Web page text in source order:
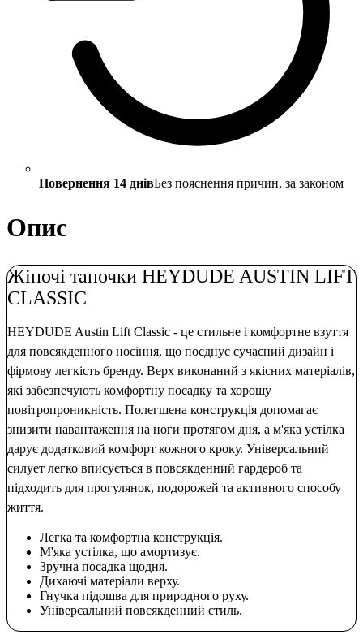
Повернення 14 днівБез пояснення причин, за законом
Опис
Жіночі тапочки HEYDUDE AUSTIN LIFT
CLASSIC
HEYDUDE Austin Lift Classic - це стильне і комфортне взуття
для повсякденного носіння, що поєднує сучасний дизайн і
фірмову легкість бренду. Верх виконаний з якісних матеріалів,
які забезпечують комфортну посадку та хорошу
повітропроникність. Полегшена конструкція допомагає
знизити навантаження на ноги протягом дня, а м'яка устілка
дарує додатковий комфорт кожного кроку. Універсальний
силует легко вписується в повсякденний гардероб та
підходить для прогулянок, подорожей та активного способу
життя.
Легка та комфортна конструкція.
М'яка устілка, що амортизує.
Зручна посадка щодня.
Дихаючі матеріали верху.
Гнучка підошва для природного руху.
Універсальний повсякденний стиль.